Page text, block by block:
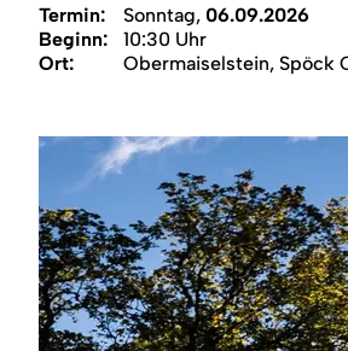
Region
Termin: Sonntag,06.09.2026
Beginn:
10:30 Uhr
Ort:
Obermaiselstein, Spöck